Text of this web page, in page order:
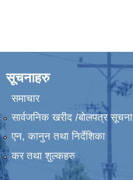
सूचनाहरु
समाचार
सार्वजनिक खरीद /बोलपत्र सूचना
एन, कानुन तथा निर्देशिका
कर तथा शुल्कहरु